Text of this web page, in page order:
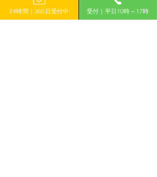
< 前のコラムへ 次のコラムへ＞
24時間｜365日受付中 受付｜平日10時～17時